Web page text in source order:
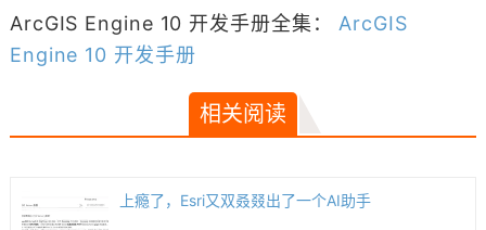
ArcGIS Engine 10 开发手册全集：ArcGIS
Engine 10 开发手册
相关阅读
上瘾了，Esri又双叒叕出了一个AI助手